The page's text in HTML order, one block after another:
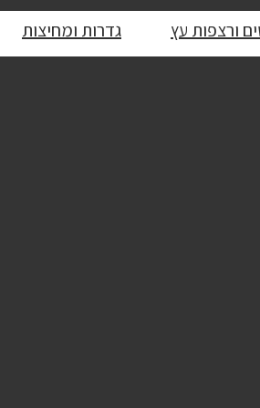
ורצפות עץ גדרות ומחיצות